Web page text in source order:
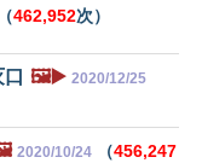
（462,952次）
🖼️▶️ 2020/12/25
2020/10/24 （456,247